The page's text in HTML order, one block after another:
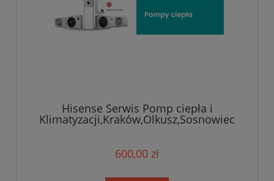
Hisense Serwis Pomp ciepła i
Klimatyzacji,Kraków,Olkusz,Sosnowiec
600,00 zł